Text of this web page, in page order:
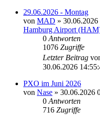
29.06.2026 - Montag
von MAD » 30.06.2026
Hamburg Airport
0 Antworten
1076 Zugriffe
Letzter Beitrag
30.06.2026
PXO im Juni 2026
von Nase » 30.06.2026
0 Antworten
716 Zugriffe